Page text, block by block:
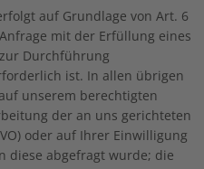
auf Grundlage von Art. 6
mit der Erfüllung eines
Durchführung
ist. In allen übrigen
unserem berechtigten
der an uns gerichteten
oder auf Ihrer Einwilligung
diese abgefragt wurde; die